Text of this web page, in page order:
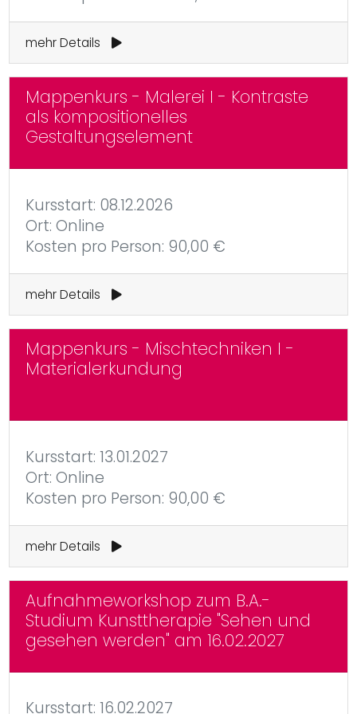
mehr Details
Mappenkurs - Malerei I - Kontraste
als kompositionelles
Gestaltungselement
Kursstart: 08.12.2026
Ort: Online
Kosten pro Person: 90,00 €
mehr Details
Mappenkurs - Mischtechniken I -
Materialerkundung
Kursstart: 13.01.2027
Ort: Online
Kosten pro Person: 90,00 €
mehr Details
Aufnahmeworkshop zum B.A.-
Studium Kunsttherapie "Sehen und
gesehen werden" am 16.02.2027
Kursstart: 16.02.2027